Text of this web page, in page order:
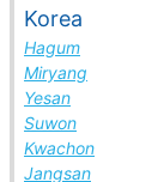
Korea
Hagum
Miryang
Yesan
Suwon
Kwachon
Jangsan